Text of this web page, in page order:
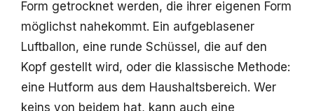
Form getrocknet werden, die ihrer eigenen Form
möglichst nahekommt. Ein aufgeblasener
Luftballon, eine runde Schüssel, die auf den
Kopf gestellt wird, oder die klassische Methode:
eine Hutform aus dem Haushaltsbereich. Wer
keins von beidem hat, kann auch eine